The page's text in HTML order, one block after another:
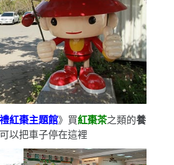
紅棗主題館》買紅棗茶之類的養
以把車子停在這裡